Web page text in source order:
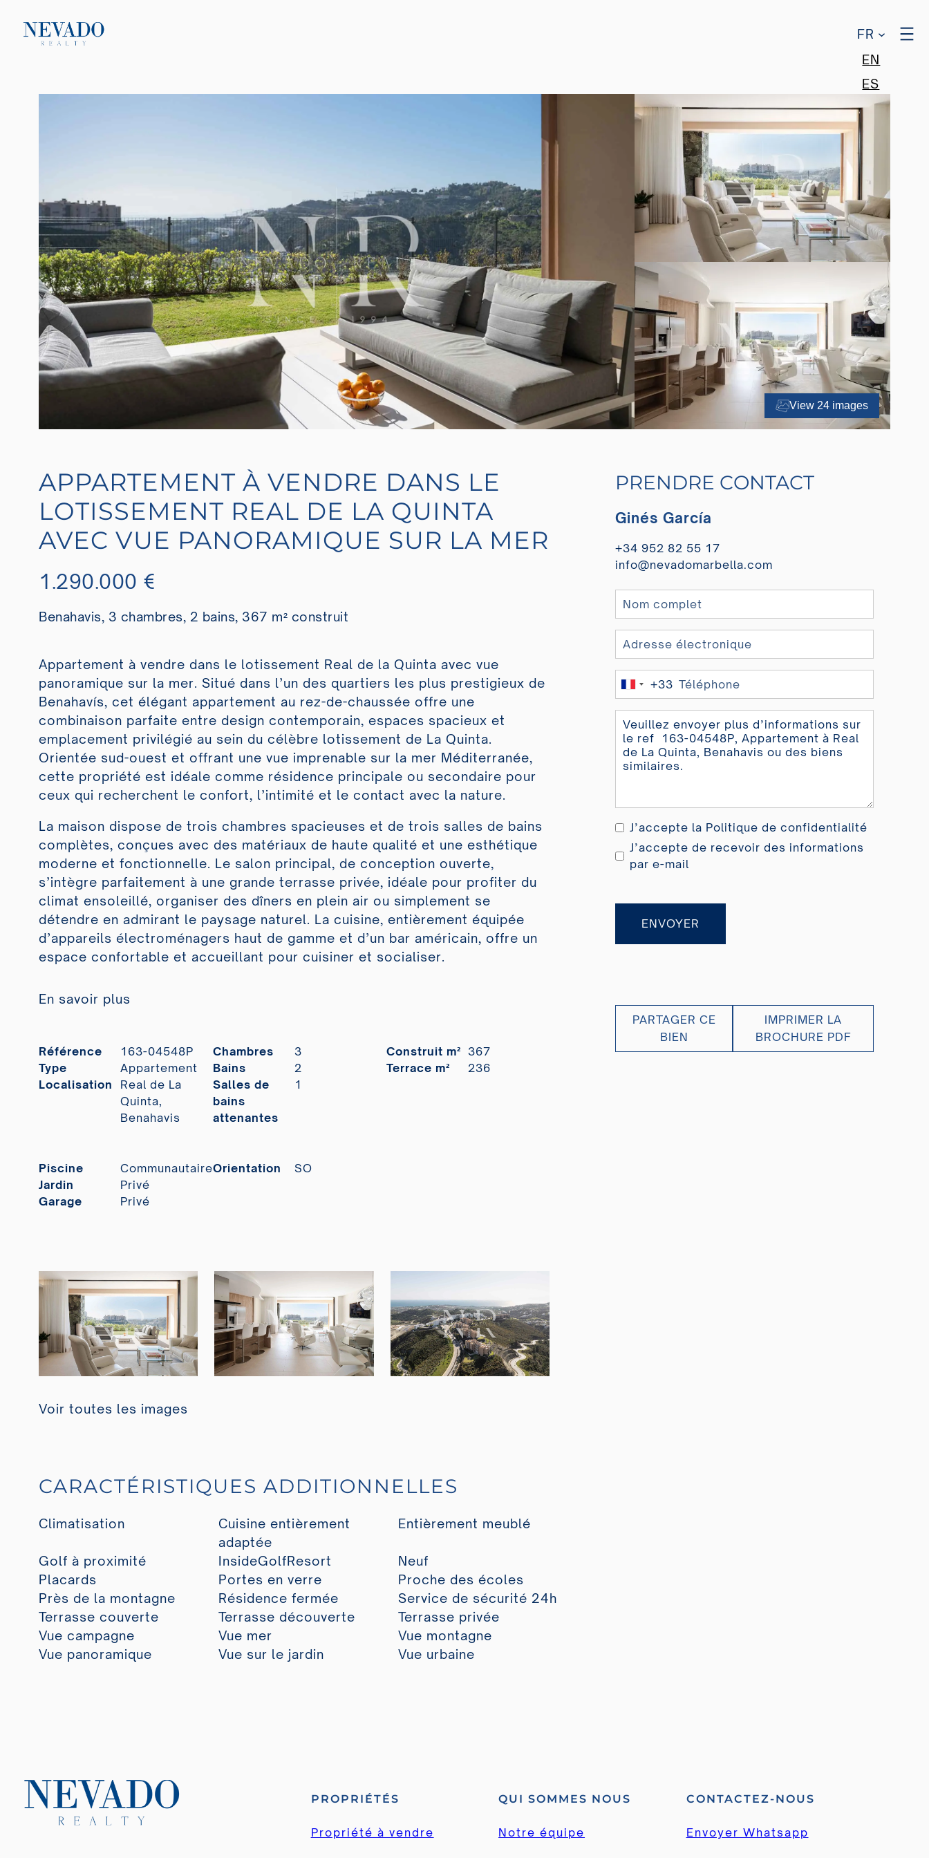
FR
EN
ES
View 24 images
APPARTEMENT À VENDRE DANS LE
LOTISSEMENT REAL DE LA QUINTA
AVEC VUE PANORAMIQUE SUR LA MER
1.290.000 €
Benahavis, 3 chambres, 2 bains, 367 m² construit
Appartement à vendre dans le lotissement Real de la Quinta avec vue
panoramique sur la mer. Situé dans l’un des quartiers les plus prestigieux de
Benahavís, cet élégant appartement au rez-de-chaussée offre une
combinaison parfaite entre design contemporain, espaces spacieux et
emplacement privilégié au sein du célèbre lotissement de La Quinta.
Orientée sud-ouest et offrant une vue imprenable sur la mer Méditerranée,
cette propriété est idéale comme résidence principale ou secondaire pour
ceux qui recherchent le confort, l’intimité et le contact avec la nature.
La maison dispose de trois chambres spacieuses et de trois salles de bains
complètes, conçues avec des matériaux de haute qualité et une esthétique
moderne et fonctionnelle. Le salon principal, de conception ouverte,
s’intègre parfaitement à une grande terrasse privée, idéale pour profiter du
climat ensoleillé, organiser des dîners en plein air ou simplement se
détendre en admirant le paysage naturel. La cuisine, entièrement équipée
d’appareils électroménagers haut de gamme et d’un bar américain, offre un
espace confortable et accueillant pour cuisiner et socialiser.
En savoir plus
Référence
163-04548P
Type
Appartement
Localisation
Real de La
Quinta,
Benahavis
Chambres
3
Bains
2
Salles de
bains
attenantes
1
Construit m² 367
Terrace m²
236
Piscine
Communautaire
Jardin
Privé
Garage
Privé
Orientation SO
Voir toutes les images
CARACTÉRISTIQUES ADDITIONNELLES
Climatisation
Cuisine entièrement
adaptée
Entièrement meublé
Golf à proximité InsideGolfResort
Neuf
Placards
Portes en verre
Proche des écoles
Près de la montagne
Résidence fermée
Service de sécurité 24h
Terrasse couverte
Terrasse découverte
Terrasse privée
Vue campagne
Vue mer
Vue montagne
Vue panoramique
Vue sur le jardin Vue urbaine
PRENDRE CONTACT
Ginés García
+34 952 82 55 17
info@nevadomarbella.com
France
+33
J’accepte la Politique de confidentialité
J’accepte de recevoir des informations
par e-mail
ENVOYER
PARTAGER CE
BIEN
IMPRIMER LA
BROCHURE PDF
PROPRIÉTÉS
Propriété à vendre
QUI SOMMES NOUS
Notre équipe
CONTACTEZ-NOUS
Envoyer Whatsapp